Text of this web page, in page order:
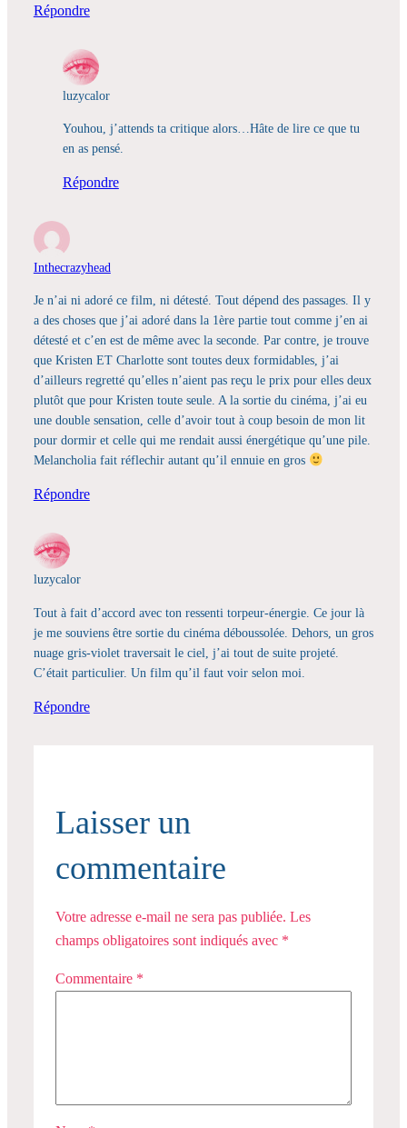
Répondre
luzycalor
Youhou, j’attends ta critique alors…Hâte de lire ce que tu
en as pensé.
Répondre
Inthecrazyhead
Je n’ai ni adoré ce film, ni détesté. Tout dépend des passages. Il y
a des choses que j’ai adoré dans la 1ère partie tout comme j’en ai
détesté et c’en est de même avec la seconde. Par contre, je trouve
que Kristen ET Charlotte sont toutes deux formidables, j’ai
d’ailleurs regretté qu’elles n’aient pas reçu le prix pour elles deux
plutôt que pour Kristen toute seule. A la sortie du cinéma, j’ai eu
une double sensation, celle d’avoir tout à coup besoin de mon lit
pour dormir et celle qui me rendait aussi énergétique qu’une pile.
Melancholia fait réflechir autant qu’il ennuie en gros
Répondre
luzycalor
Tout à fait d’accord avec ton ressenti torpeur-énergie. Ce jour là
je me souviens être sortie du cinéma déboussolée. Dehors, un gros
nuage gris-violet traversait le ciel, j’ai tout de suite projeté.
C’était particulier. Un film qu’il faut voir selon moi.
Répondre
Laisser un
commentaire
Votre adresse e-mail ne sera pas publiée. Les
champs obligatoires sont indiqués avec *
Commentaire *